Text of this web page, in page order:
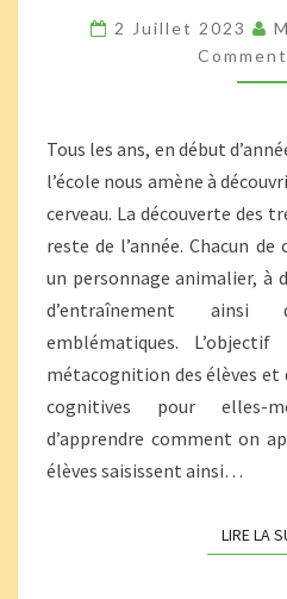
:
2 Juillet 2023
Tous les ans, en début
l’école nous amène à
cerveau. La découverte des
reste de l’année. Chacun
un personnage animalier, à
d’entraînement ainsi
emblématiques.
métacognition des élèves et
cognitives pour elles-
d’apprendre comment on
élèves saisissent ainsi…
LIRE LA